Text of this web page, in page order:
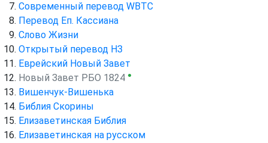
Cовременный перевод WBTC
Перевод Еп. Кассиана
Слово Жизни
Открытый перевод НЗ
Еврейский Новый Завет
Новый Завет РБО 1824 ●
Вишенчук-Вишенька
Библия Скорины
Елизаветинская Библия
Елизаветинская на русском